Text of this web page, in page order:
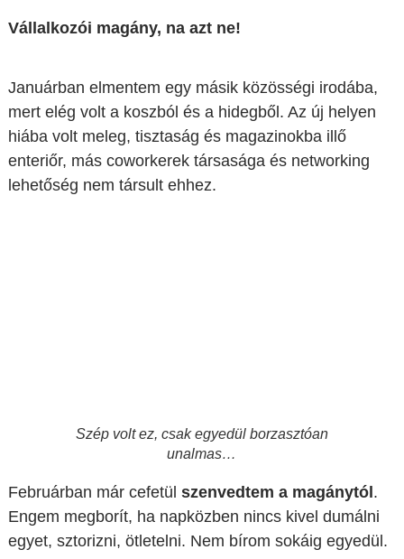
Vállalkozói magány, na azt ne!
Januárban elmentem egy másik közösségi irodába,
mert elég volt a koszból és a hidegből. Az új helyen
hiába volt meleg, tisztaság és magazinokba illő
enteriőr, más coworkerek társasága és networking
lehetőség nem társult ehhez.
Szép volt ez, csak egyedül borzasztóan
unalmas…
Februárban már cefetül szenvedtem a magánytól .
Engem megborít, ha napközben nincs kivel dumálni
egyet, sztorizni, ötletelni. Nem bírom sokáig egyedül.